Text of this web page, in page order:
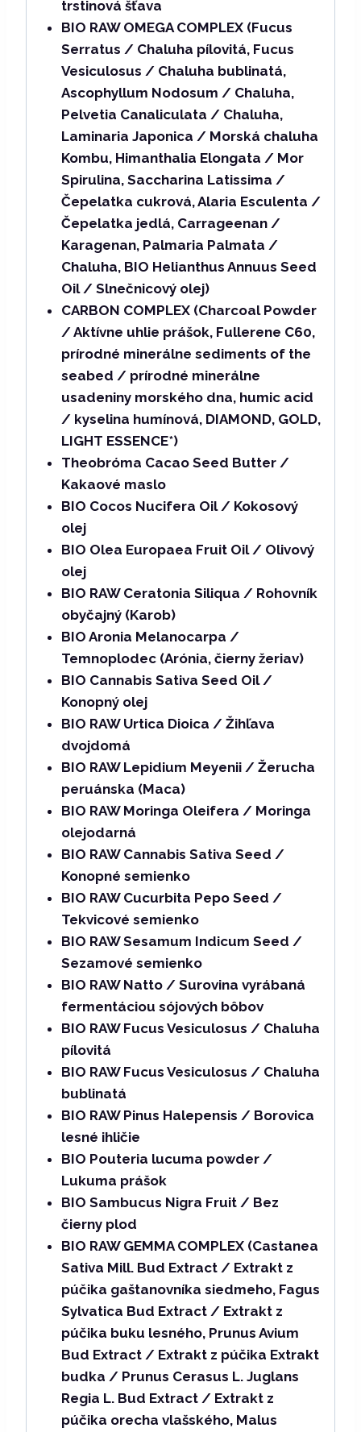
trstinová šťava
BIO RAW OMEGA COMPLEX (Fucus
Serratus / Chaluha pílovitá, Fucus
Vesiculosus / Chaluha bublinatá,
Ascophyllum Nodosum / Chaluha,
Pelvetia Canaliculata / Chaluha,
Laminaria Japonica / Morská chaluha
Kombu, Himanthalia Elongata / Mor
Spirulina, Saccharina Latissima /
Čepelatka cukrová, Alaria Esculenta /
Čepelatka jedlá, Carrageenan /
Karagenan, Palmaria Palmata /
Chaluha, BIO Helianthus Annuus Seed
Oil / Slnečnicový olej)
CARBON COMPLEX (Charcoal Powder
/ Aktívne uhlie prášok, Fullerene C60,
prírodné minerálne sediments of the
seabed / prírodné minerálne
usadeniny morského dna, humic acid
/ kyselina humínová, DIAMOND, GOLD,
LIGHT ESSENCE*)
Theobróma Cacao Seed Butter /
Kakaové maslo
BIO Cocos Nucifera Oil / Kokosový
olej
BIO Olea Europaea Fruit Oil / Olivový
olej
BIO RAW Ceratonia Siliqua / Rohovník
obyčajný (Karob)
BIO Aronia Melanocarpa /
Temnoplodec (Arónia, čierny žeriav)
BIO Cannabis Sativa Seed Oil /
Konopný olej
BIO RAW Urtica Dioica / Žihľava
dvojdomá
BIO RAW Lepidium Meyenii / Žerucha
peruánska (Maca)
BIO RAW Moringa Oleifera / Moringa
olejodarná
BIO RAW Cannabis Sativa Seed /
Konopné semienko
BIO RAW Cucurbita Pepo Seed /
Tekvicové semienko
BIO RAW Sesamum Indicum Seed /
Sezamové semienko
BIO RAW Natto / Surovina vyrábaná
fermentáciou sójových bôbov
BIO RAW Fucus Vesiculosus / Chaluha
pílovitá
BIO RAW Fucus Vesiculosus / Chaluha
bublinatá
BIO RAW Pinus Halepensis / Borovica
lesné ihličie
BIO Pouteria lucuma powder /
Lukuma prášok
BIO Sambucus Nigra Fruit / Bez
čierny plod
BIO RAW GEMMA COMPLEX (Castanea
Sativa Mill. Bud Extract / Extrakt z
púčika gaštanovníka siedmeho, Fagus
Sylvatica Bud Extract / Extrakt z
púčika buku lesného, ​​Prunus Avium
Bud Extract / Extrakt z púčika Extrakt
budka / Prunus Cerasus L. Juglans
Regia L. Bud Extract / Extrakt z
púčika orecha vlašského, Malus